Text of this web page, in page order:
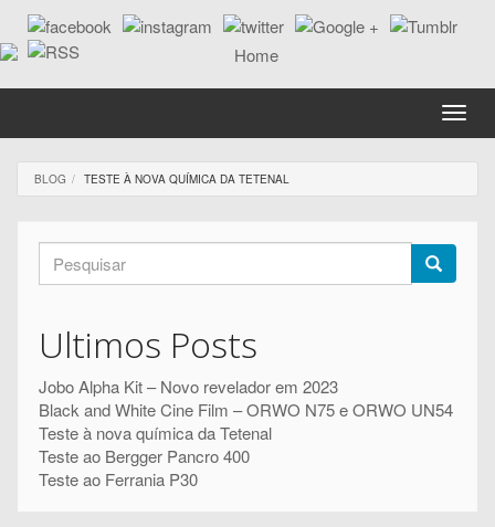
Passar
para
o
Toggle
BLOG TESTE À NOVA QUÍMICA DA TETENAL
Formulário
de
pesquisa
Ultimos Posts
Jobo Alpha Kit – Novo revelador em 2023
Black and White Cine Film – ORWO N75 e ORWO UN54
Teste à nova química da Tetenal
Teste ao Bergger Pancro 400
Teste ao Ferrania P30